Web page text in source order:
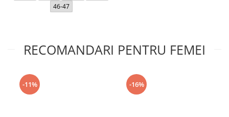
46-47
RECOMANDARI PENTRU FEMEI
-11% -16%